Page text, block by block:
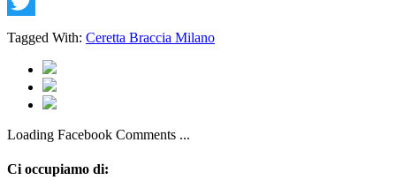
Twitter
Tagged With: Ceretta Braccia Milano
Loading Facebook Comments ...
Ci occupiamo di: